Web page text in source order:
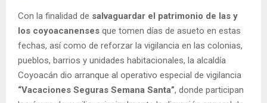
Con la finalidad de salvaguardar el patrimonio de las y
los coyoacanenses que tomen días de asueto en estas
fechas, así como de reforzar la vigilancia en las colonias,
pueblos, barrios y unidades habitacionales, la alcaldía
Coyoacán dio arranque al operativo especial de vigilancia
“Vacaciones Seguras Semana Santa”, donde participan